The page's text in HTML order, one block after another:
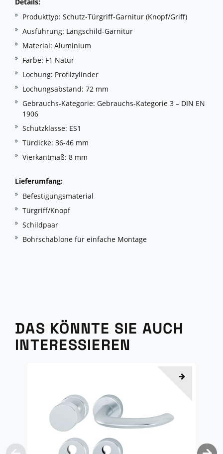
Produkttyp: Schutz-Türgriff-Garnitur (Knopf/Griff)
Ausführung: Langschild-Garnitur
Material: Aluminium
Farbe: F1 Natur
Lochung: Profilzylinder
Lochungsabstand: 72 mm
Gebrauchs-Kategorie: Gebrauchs-Kategorie 3 – DIN EN
1906
Schutzklasse: ES1
Türdicke: 36-46 mm
Vierkantmaß: 8 mm
Lieferumfang:
Befestigungsmaterial
Türgriff/Knopf
Schildpaar
Bohrschablone für einfache Montage
DAS KÖNNTE SIE AUCH
INTERESSIEREN